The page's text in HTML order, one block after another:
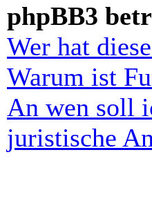
phpBB3
Wer hat
Warum ist
An wen soll
juristische